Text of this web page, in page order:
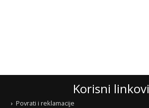
Korisni linkovi
Povrati i reklamacije